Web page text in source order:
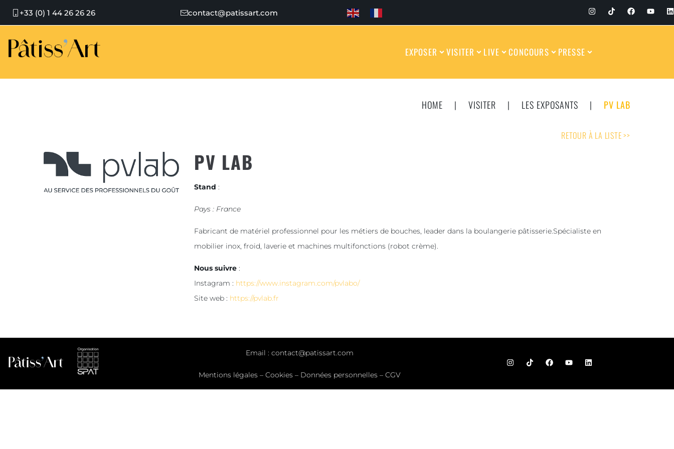
+33 (0) 1 44 26 26 26 contact@patissart.com
EXPOSER VISITER LIVE CONCOURS PRESSE
HOME | VISITER | LES EXPOSANTS | PV LAB
RETOUR À LA LISTE >>
PV LAB
Stand :
Pays : France
Fabricant de matériel professionnel pour les métiers de bouches, leader dans la boulangerie pâtisserie.Spécialiste en
mobilier inox, froid, laverie et machines multifonctions (robot crème).
Nous suivre :
Instagram : https://www.instagram.com/pvlabo/
Site web : https://pvlab.fr
Email :contact@patissart.com
Mentions légales –Cookies – Données personnelles –CGV